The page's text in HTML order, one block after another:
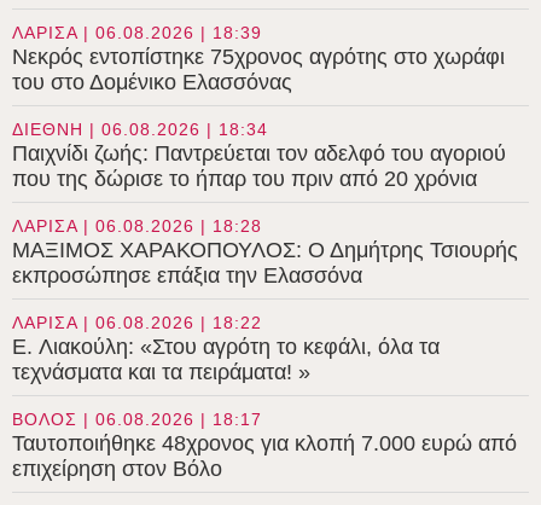
ΛΑΡΙΣΑ | 06.08.2026 | 18:39
Νεκρός εντοπίστηκε 75χρονος αγρότης στο χωράφι
του στο Δομένικο Ελασσόνας
ΔΙΕΘΝΗ | 06.08.2026 | 18:34
Παιχνίδι ζωής: Παντρεύεται τον αδελφό του αγοριού
που της δώρισε το ήπαρ του πριν από 20 χρόνια
ΛΑΡΙΣΑ | 06.08.2026 | 18:28
ΜΑΞΙΜΟΣ ΧΑΡΑΚΟΠΟΥΛΟΣ: Ο Δημήτρης Τσιουρής
εκπροσώπησε επάξια την Ελασσόνα
ΛΑΡΙΣΑ | 06.08.2026 | 18:22
E. Λιακούλη: «Στου αγρότη το κεφάλι, όλα τα
τεχνάσματα και τα πειράματα! »
ΒΟΛΟΣ | 06.08.2026 | 18:17
Ταυτοποιήθηκε 48χρονος για κλοπή 7.000 ευρώ από
επιχείρηση στον Βόλο